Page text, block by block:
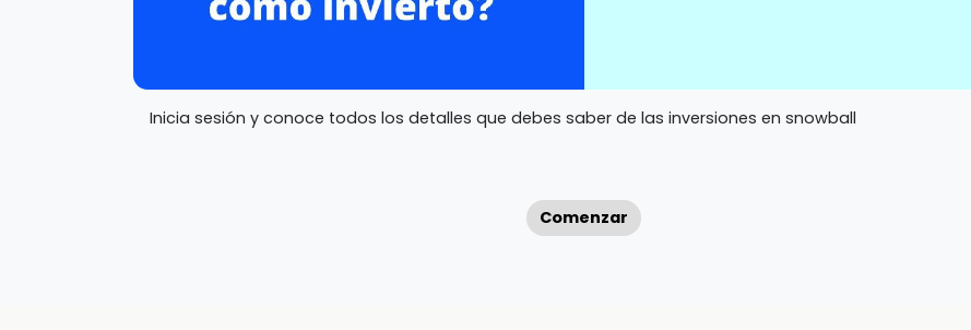
Inicia sesión y conoce todos los detalles que debes saber de las inversiones en snowball
Comenzar